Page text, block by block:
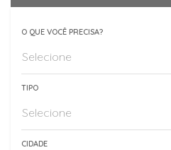
O QUE VOCÊ PRECISA?
Selecione
TIPO
Selecione
CIDADE